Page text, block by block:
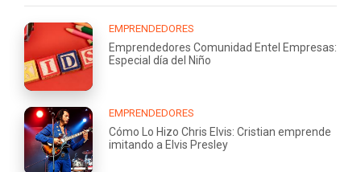
EMPRENDEDORES
Emprendedores Comunidad Entel Empresas:
Especial día del Niño
EMPRENDEDORES
Cómo Lo Hizo Chris Elvis: Cristian emprende
imitando a Elvis Presley